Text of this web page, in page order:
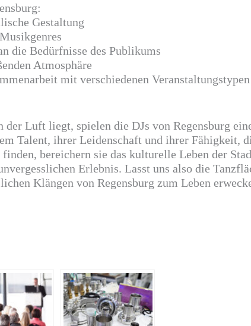
Gestaltung
die Bedürfnisse des Publikums
Atmosphäre
mit verschiedenen Veranstaltungstypen
Luft liegt, spielen die DJs von Regensburg
Talent, ihrer Leidenschaft und ihrer Fähigkeit,
bereichern sie das kulturelle Leben der
Erlebnis. Lasst uns also die
Klängen von Regensburg zum Leben